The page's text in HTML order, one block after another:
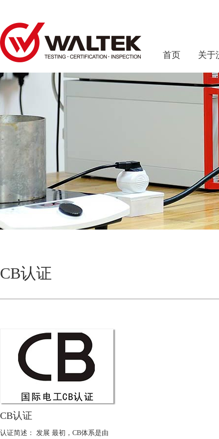
首页 关于
CB认证
CB认证
认证简述： 发展 最初，CB体系是由